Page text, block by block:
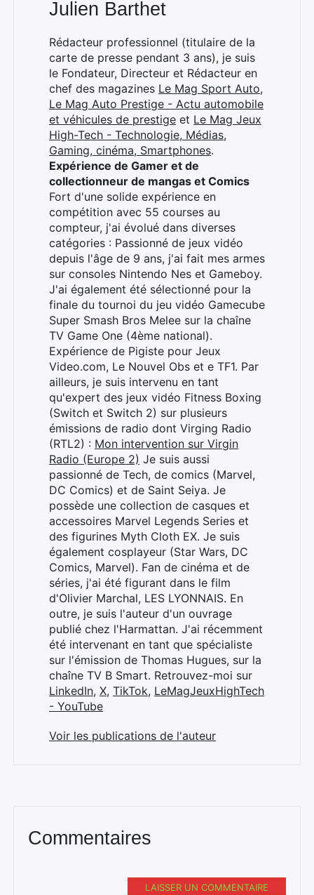
Julien Barthet
Rédacteur professionnel (titulaire de la
carte de presse pendant 3 ans), je suis
le Fondateur, Directeur et Rédacteur en
chef des magazines Le Mag Sport Auto,
Le Mag Auto Prestige - Actu automobile
et véhicules de prestige et Le Mag Jeux
High-Tech - Technologie, Médias,
Gaming, cinéma, Smartphones.
Expérience de Gamer et de
collectionneur de mangas et Comics
Fort d'une solide expérience en
compétition avec 55 courses au
compteur, j'ai évolué dans diverses
catégories : Passionné de jeux vidéo
depuis l'âge de 9 ans, j'ai fait mes armes
sur consoles Nintendo Nes et Gameboy.
J'ai également été sélectionné pour la
finale du tournoi du jeu vidéo Gamecube
Super Smash Bros Melee sur la chaîne
TV Game One (4ème national).
Expérience de Pigiste pour Jeux
Video.com, Le Nouvel Obs et e TF1. Par
ailleurs, je suis intervenu en tant
qu'expert des jeux vidéo Fitness Boxing
(Switch et Switch 2) sur plusieurs
émissions de radio dont Virging Radio
(RTL2) : Mon intervention sur Virgin
Radio (Europe 2) Je suis aussi
passionné de Tech, de comics (Marvel,
DC Comics) et de Saint Seiya. Je
possède une collection de casques et
accessoires Marvel Legends Series et
des figurines Myth Cloth EX. Je suis
également cosplayeur (Star Wars, DC
Comics, Marvel). Fan de cinéma et de
séries, j'ai été figurant dans le film
d'Olivier Marchal, LES LYONNAIS. En
outre, je suis l'auteur d'un ouvrage
publié chez l'Harmattan. J'ai récemment
été intervenant en tant que spécialiste
sur l'émission de Thomas Hugues, sur la
chaîne TV B Smart. Retrouvez-moi sur
LinkedIn, X, TikTok, LeMagJeuxHighTech
- YouTube
Voir les publications de l'auteur
Commentaires
LAISSER UN COMMENTAIRE